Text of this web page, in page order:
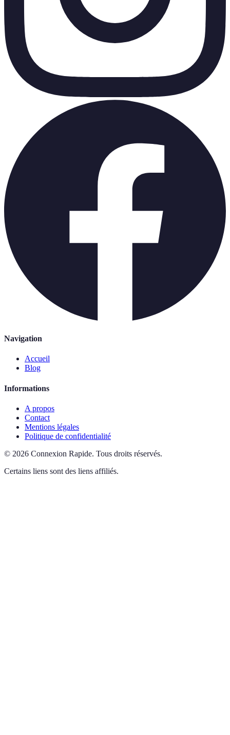
Navigation
Accueil
Blog
Informations
A propos
Contact
Mentions légales
Politique de confidentialité
© 2026 Connexion Rapide. Tous droits réservés.
Certains liens sont des liens affiliés.